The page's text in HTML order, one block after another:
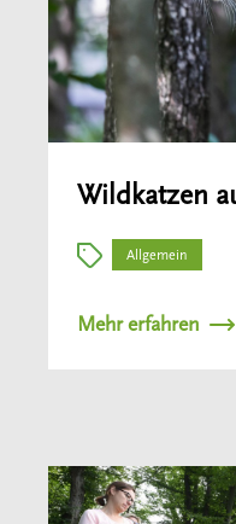
Wildkatzen
Allgemein
Mehr erfahren